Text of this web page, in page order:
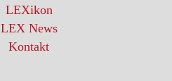
LEXikon
LEX News
Kontakt